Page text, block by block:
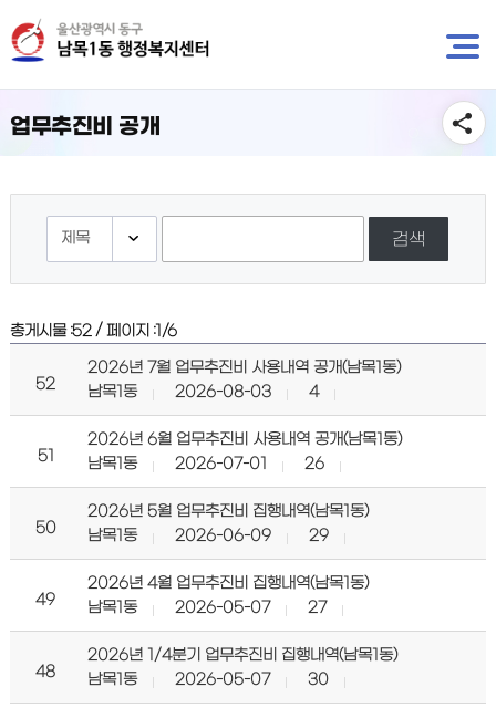
바
로
로
가
업무추진비 공개
검색
총게시물 :52/페이지 :1/6
52
2026년 7월 업무추진비 사용내역 공개(남목1동)
남목1동
2026-08-03 4
51
2026년 6월 업무추진비 사용내역 공개(남목1동)
남목1동
2026-07-01 26
50
2026년 5월 업무추진비 집행내역(남목1동)
남목1동
2026-06-09 29
49
2026년 4월 업무추진비 집행내역(남목1동)
남목1동
2026-05-07 27
48
2026년 1/4분기 업무추진비 집행내역(남목1동)
남목1동
2026-05-07 30